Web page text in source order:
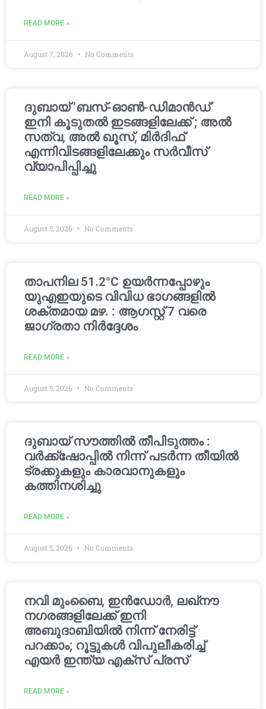
READ MORE »
August 7, 2026 No Comments
ദുബായ് ‘ബസ്-ഓൺ-ഡിമാൻഡ്’
ഇനി കൂടുതൽ ഇടങ്ങളിലേക്ക് ; അൽ
സത്വ, അൽ ഖൂസ്, മിർദിഫ്
എന്നിവിടങ്ങളിലേക്കും സർവീസ്
വ്യാപിപ്പിച്ചു
READ MORE »
August 5, 2026 No Comments
താപനില 51.2°C ഉയർന്നപ്പോഴും
യുഎഇയുടെ വിവിധ ഭാഗങ്ങളിൽ
ശക്തമായ മഴ. : ആഗസ്റ്റ് 7 വരെ
ജാഗ്രതാ നിർദ്ദേശം
READ MORE »
August 5, 2026 No Comments
ദുബായ് സൗത്തിൽ തീപിടുത്തം :
വർക്ക്‌ഷോപ്പിൽ നിന്ന് പടർന്ന തീയിൽ
ട്രക്കുകളും കാരവാനുകളും
കത്തിനശിച്ചു
READ MORE »
August 5, 2026 No Comments
നവി മുംബൈ, ഇൻഡോർ, ലഖ്നൗ
നഗരങ്ങളിലേക്ക് ഇനി
അബുദാബിയിൽ നിന്ന് നേരിട്ട്
പറക്കാം; റൂട്ടുകൾ വിപുലീകരിച്ച്
എയർ ഇന്ത്യ എക്സ് പ്രസ്
READ MORE »